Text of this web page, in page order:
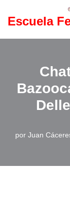
Saltar
al
Escuela
por Juan